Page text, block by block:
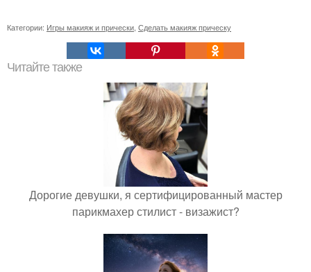
Категории: Игры макияж и прически Сделать макияж прическу
Читайте также
Дорогие девушки, я сертифицированный мастер
парикмахер стилист - визажист?